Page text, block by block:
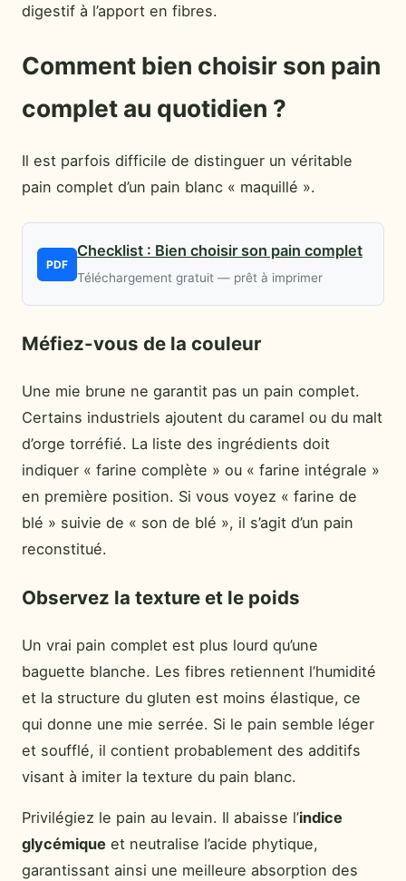
digestif à l’apport en fibres.
Comment bien choisir son pain
complet au quotidien ?
Il est parfois difficile de distinguer un véritable
pain complet d’un pain blanc « maquillé ».
PDF
Checklist : Bien choisir son pain complet
Téléchargement gratuit — prêt à imprimer
Méfiez-vous de la couleur
Une mie brune ne garantit pas un pain complet.
Certains industriels ajoutent du caramel ou du malt
d’orge torréfié. La liste des ingrédients doit
indiquer « farine complète » ou « farine intégrale »
en première position. Si vous voyez « farine de
blé » suivie de « son de blé », il s’agit d’un pain
reconstitué.
Observez la texture et le poids
Un vrai pain complet est plus lourd qu’une
baguette blanche. Les fibres retiennent l’humidité
et la structure du gluten est moins élastique, ce
qui donne une mie serrée. Si le pain semble léger
et soufflé, il contient probablement des additifs
visant à imiter la texture du pain blanc.
Privilégiez le pain au levain. Il abaisse l’indice
glycémique et neutralise l’acide phytique,
garantissant ainsi une meilleure absorption des